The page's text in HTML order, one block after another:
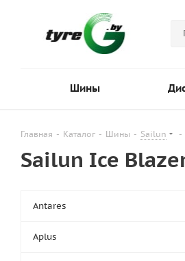
Шины
Главная - Каталог - Шины - Sailun -
Sailun Ice
Antares
Aplus